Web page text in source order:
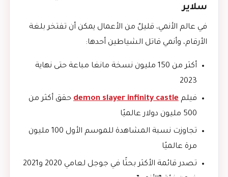
سلاير
في عالم الأنمي، قليلٌ من الأعمال يمكن أن تفتخر بلغة
الأرقام، وأنمي قاتل الشياطين أحدها:
أكثر من 150 مليون نسخة مانغا مباعة حتى نهاية
2023
فيلم demon slayer infinity castle حقق أكثر من
500 مليون دولار عالميًا
تجاوزت نسبة المشاهدة للموسم الأول 100 مليون
مرة عالميًا
تصدر قائمة الأكثر بحثًا في جوجل لعامي 2020 و2021